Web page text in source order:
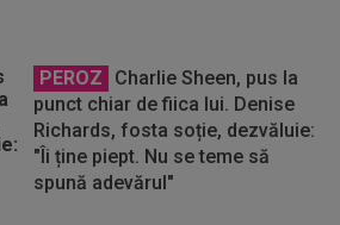
PEROZ
Charlie Sheen, pus la
punct chiar de fiica lui. Denise
Richards, fosta soție, dezvăluie:
"Îi ține piept. Nu se teme să
spună adevărul"